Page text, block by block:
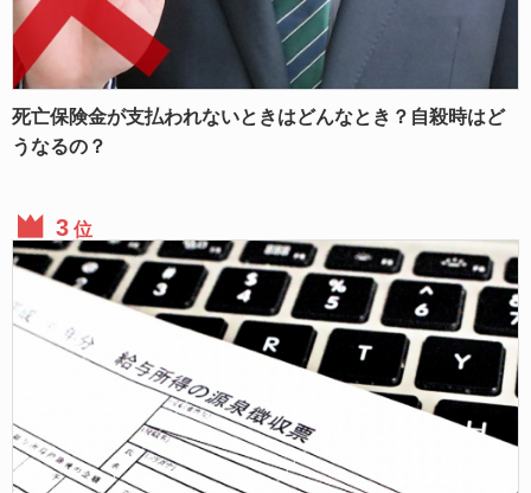
死亡保険金が支払われないときはどんなとき？自殺時はど
うなるの？
位